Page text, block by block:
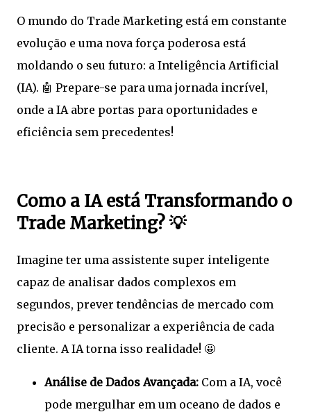
O mundo do Trade Marketing está em constante
evolução e uma nova força poderosa está
moldando o seu futuro: a Inteligência Artificial
(IA). 🤖 Prepare-se para uma jornada incrível,
onde a IA abre portas para oportunidades e
eficiência sem precedentes!
Como a IA está Transformando o
Trade Marketing? 💡
Imagine ter uma assistente super inteligente
capaz de analisar dados complexos em
segundos, prever tendências de mercado com
precisão e personalizar a experiência de cada
cliente. A IA torna isso realidade! 🤩
Análise de Dados Avançada: Com a IA, você
pode mergulhar em um oceano de dados e